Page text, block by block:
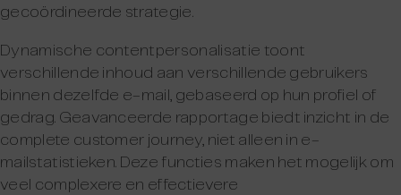
gecoördineerde strategie.
Dynamische contentpersonalisatie toont
verschillende inhoud aan verschillende gebruikers
binnen dezelfde e-mail, gebaseerd op hun profiel of
gedrag. Geavanceerde rapportage biedt inzicht in de
complete customer journey, niet alleen in e-
mailstatistieken. Deze functies maken het mogelijk om
veel complexere en effectievere